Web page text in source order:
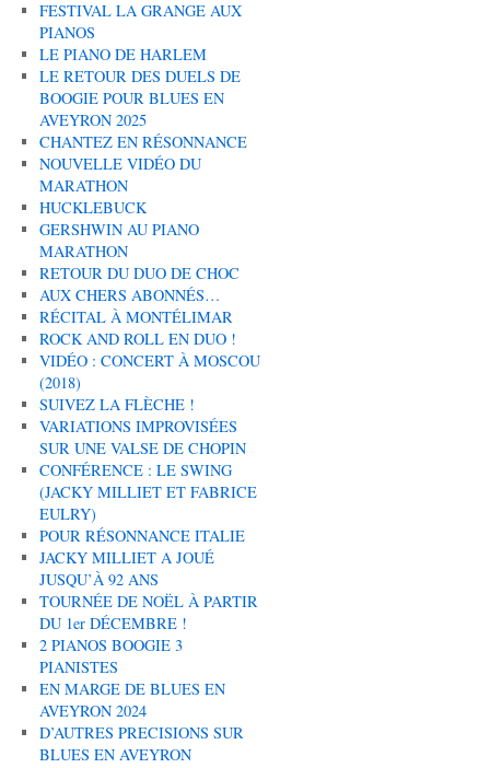
FESTIVAL LA GRANGE AUX
PIANOS
LE PIANO DE HARLEM
LE RETOUR DES DUELS DE
BOOGIE POUR BLUES EN
AVEYRON 2025
CHANTEZ EN RÉSONNANCE
NOUVELLE VIDÉO DU
MARATHON
HUCKLEBUCK
GERSHWIN AU PIANO
MARATHON
RETOUR DU DUO DE CHOC
AUX CHERS ABONNÉS…
RÉCITAL À MONTÉLIMAR
ROCK AND ROLL EN DUO !
VIDÉO : CONCERT À MOSCOU
(2018)
SUIVEZ LA FLÈCHE !
VARIATIONS IMPROVISÉES
SUR UNE VALSE DE CHOPIN
CONFÉRENCE : LE SWING
(JACKY MILLIET ET FABRICE
EULRY)
POUR RÉSONNANCE ITALIE
JACKY MILLIET A JOUÉ
JUSQU’À 92 ANS
TOURNÉE DE NOËL À PARTIR
DU 1er DÉCEMBRE !
2 PIANOS BOOGIE 3
PIANISTES
EN MARGE DE BLUES EN
AVEYRON 2024
D’AUTRES PRECISIONS SUR
BLUES EN AVEYRON